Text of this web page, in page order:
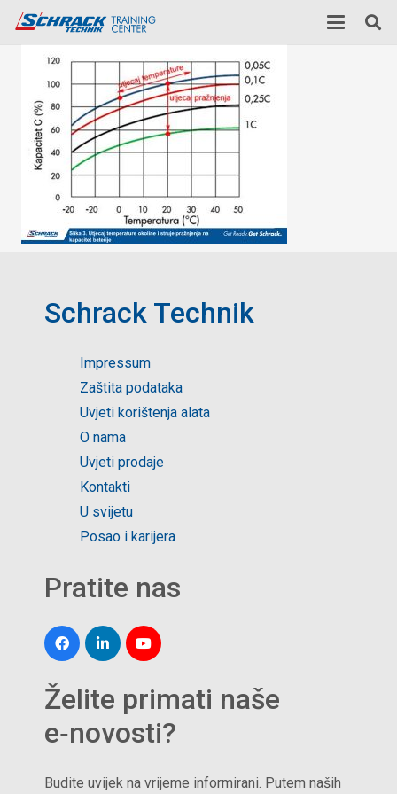
Schrack Technik
Impressum
Zaštita podataka
Uvjeti korištenja alata
O nama
Uvjeti prodaje
Kontakti
U svijetu
Posao i karijera
Pratite nas
Želite primati naše
e‑novosti?
Budite uvijek na vrijeme informirani. Putem naših